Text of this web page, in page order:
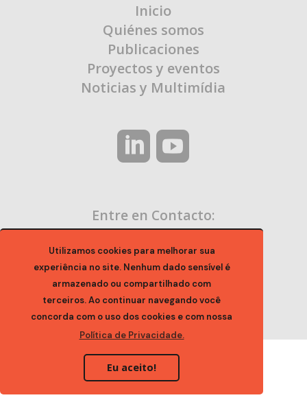
Utilizamos cookies para melhorar sua
experiência no site. Nenhum dado sensível é
armazenado ou compartilhado com
terceiros. Ao continuar navegando você
concorda com o uso dos cookies e com nossa
Política de Privacidade.
Eu aceito!
Inicio
Quiénes somos
Publicaciones
Proyectos y eventos
Noticias y Multimídia
Entre en Contacto: